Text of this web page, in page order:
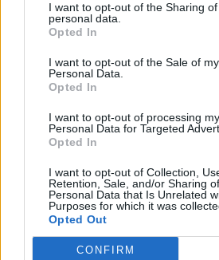
I want to opt-out of the Sharing
personal data.
Opted In
I want to opt-out of the Sale of my
Personal Data.
Opted In
I want to opt-out of processing my
Personal Data for Targeted
Opted In
I want to opt-out of Collection,
Retention, Sale, and/or Sharing
Personal Data that Is Unrelated
Purposes for which it was
Opted Out
CONFIRM
εξοφλεί πλήρως όλα τα δάνειά του
Τράπεζα Ελλάδος
εξαγωγέςστηνΑίγυπτο.
2011, ψηφίζεται ο
ξεκινά ηεξαγωγή κάστανου στη
Συνεταιρισμός Ζαγορά
«Γαστρονόμος» της Καθημερινής
Συνεταιρισμός αποφασίζει την
ΖΑΓΟΡΙΝπροκειμένου να διεισδύσει
στην αγορά της λιανικής
, με αφορμή το σύνολο της